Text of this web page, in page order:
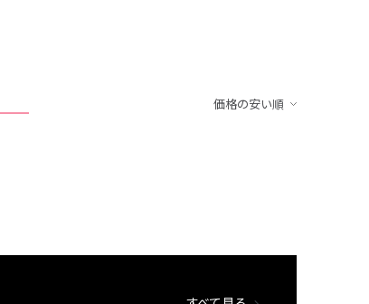
価格の安い順